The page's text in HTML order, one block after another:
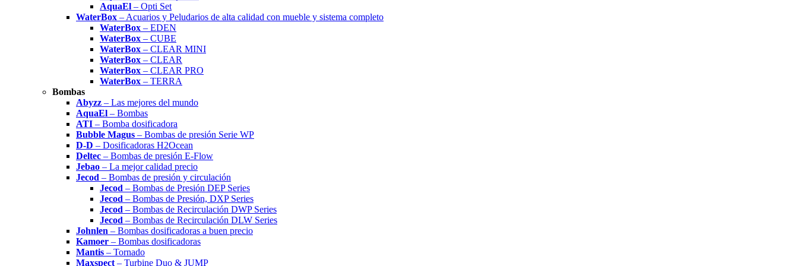
AquaEl – Opti Set
WaterBox – Acuarios y Peludarios de alta calidad con mueble y sistema completo
WaterBox – EDEN
WaterBox – CUBE
WaterBox – CLEAR MINI
WaterBox – CLEAR
WaterBox – CLEAR PRO
WaterBox – TERRA
Bombas
Abyzz – Las mejores del mundo
AquaEl – Bombas
ATI – Bomba dosificadora
Bubble Magus – Bombas de presión Serie WP
D-D – Dosificadoras H2Ocean
Deltec – Bombas de presión E-Flow
Jebao – La mejor calidad precio
Jecod – Bombas de presión y circulación
Jecod – Bombas de Presión DEP Series
Jecod – Bombas de Presión, DXP Series
Jecod – Bombas de Recirculación DWP Series
Jecod – Bombas de Recirculación DLW Series
Johnlen – Bombas dosificadoras a buen precio
Kamoer – Bombas dosificadoras
Mantis – Tornado
Maxspect – Turbine Duo & JUMP